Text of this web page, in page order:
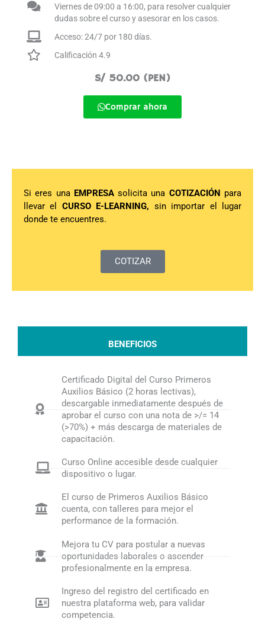
Viernes de 09:00 a 16:00, para resolver cualquier
dudas sobre el curso y asesorar en los casos.
Acceso: 24/7 por 180 días.
Calificación 4.9
S/ 50.00 (PEN)
Comprar ahora
Si eres una EMPRESAsolicita una COTIZACIÓN para
llevar el CURSO E-LEARNING, sin importar el lugar
donde te encuentres.
COTIZAR
BENEFICIOS
Certificado Digital del Curso Primeros
Auxilios Básico (2 horas lectivas),
descargable inmediatamente después de
aprobar el curso con una nota de >/= 14
(>70%) + más descarga de materiales de
capacitación.
Curso Online accesible desde cualquier
dispositivo o lugar.
El curso de Primeros Auxilios Básico
cuenta, con talleres para mejor el
performance de la formación.
Mejora tu CV para postular a nuevas
oportunidades laborales o ascender
profesionalmente en la empresa.
Ingreso del registro del certificado en
nuestra plataforma web, para validar
competencia.